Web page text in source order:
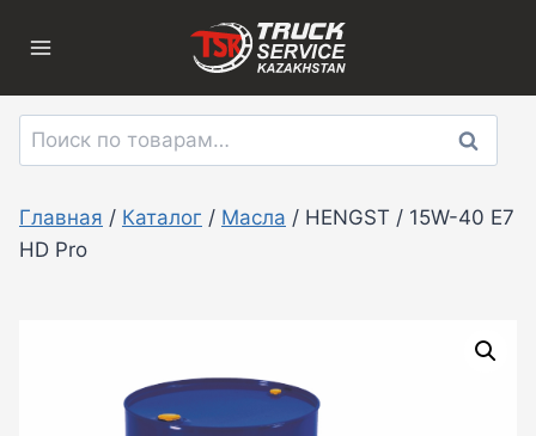
Искать: Поиск
Главная / Каталог / Масла / HENGST / 15W-40 E7
HD Pro